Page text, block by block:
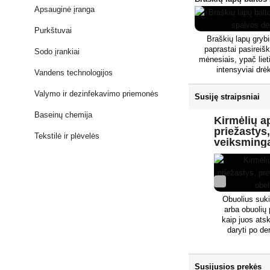
Apsauginė įranga
Purkštuvai
Sodo įrankiai
Vandens technologijos
Valymo ir dezinfekavimo priemonės
Baseinų chemija
Tekstilė ir plėvelės
Iš šių slėptuvių
migruoja ieškoti
kopūstų ir salotų
šaknis, bulvių
vaisius ir
nukritusius
labiausiai
didysis šliužas
lapo) ir
Braškių lapų
paprastai
mėnesiais, ypač
intensyviai
Diplocarpon
dėmėmis su
Dėmės dažnai
pažeisti lapai
dėmėtligė
fragariae) taip pat
mm dydžio
dėmėmis su
Tačiau dėmių
apmiršta ir
slovakiškas
didesniam dėmių
lapai žūsta. Abu
šaltinis kitam
Didesnė žala
Susiję straipsniai
Kirmėlių
apsauga
Obuolius
arba obuolių
kaip juos
daryti po
Susijusios prekės